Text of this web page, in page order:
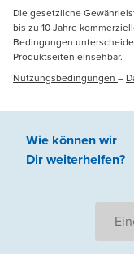
Die gesetzliche
bis zu 10 Jahre
Bedingungen
Produktseiten einsehbar.
Nutzungsbedingungen –
Wie können wir
Dir weiterhelfen?